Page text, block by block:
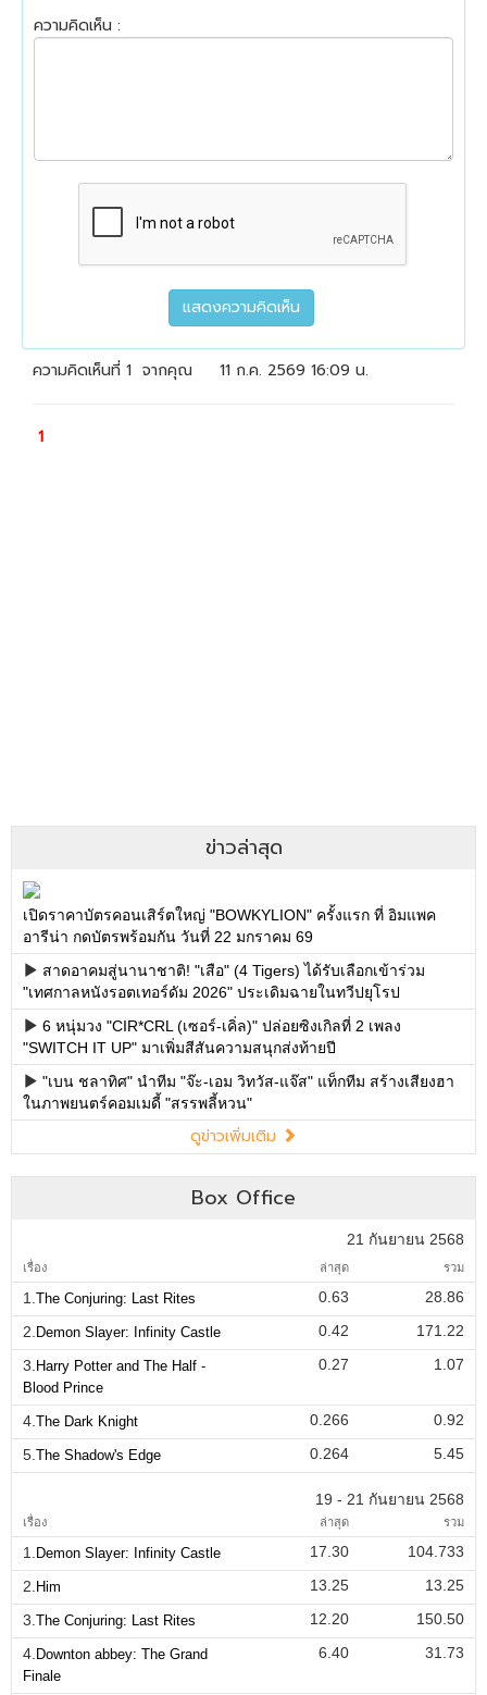
ข่าวล่าสุด
เปิดราคาบัตรคอนเสิร์ตใหญ่ "BOWKYLION" ครั้งแรก ที่ อิมแพค
อารีน่า กดบัตรพร้อมกัน วันที่ 22 มกราคม 69
สาดอาคมสู่นานาชาติ! "เสือ" (4 Tigers) ได้รับเลือกเข้าร่วม
"เทศกาลหนังรอตเทอร์ดัม 2026" ประเดิมฉายในทวีปยุโรป
6 หนุ่มวง "CIR*CRL (เซอร์-เคิ่ล)" ปล่อยซิงเกิลที่ 2 เพลง
"SWITCH IT UP" มาเพิ่มสีสันความสนุกส่งท้ายปี
"เบน ชลาทิศ" นำทีม "จ๊ะ-เอม วิทวัส-แจ๊ส" แท็กทีม สร้างเสียงฮา
ในภาพยนตร์คอมเมดี้ "สรรพลี้หวน"
ดูข่าวเพิ่มเติม
Box Office
21 กันยายน 2568
เรื่อง ล่าสุด รวม
1. The Conjuring: Last Rites 0.63
28.86
2. Demon Slayer: Infinity Castle 0.42
171.22
3. Harry Potter and The Half -
Blood Prince
0.27 1.07
4. The Dark Knight 0.266
0.92
5. The Shadow's Edge 0.264 5.45
19 - 21 กันยายน 2568
เรื่อง ล่าสุด รวม
1. Demon Slayer: Infinity Castle 17.30
104.733
2. Him 13.25
13.25
3. The Conjuring: Last Rites 12.20
150.50
4. Downton abbey: The Grand
Finale
6.40 31.73